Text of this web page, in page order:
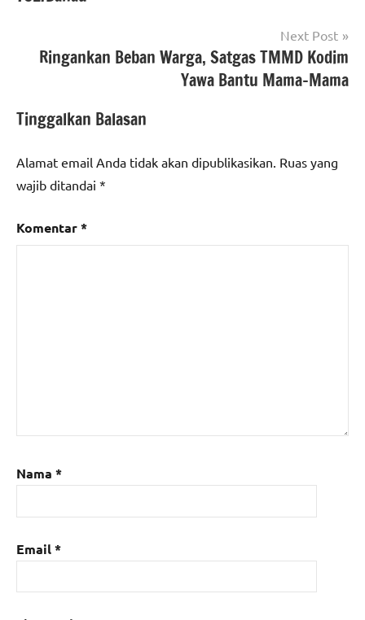
Next Post
Ringankan Beban Warga, Satgas TMMD Kodim
Yawa Bantu Mama-Mama
Tinggalkan Balasan
Alamat email Anda tidak akan dipublikasikan. Ruas yang
wajib ditandai *
Komentar*
Nama *
Email*